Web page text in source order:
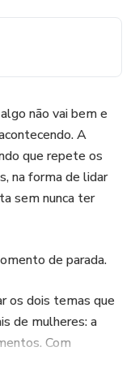
não vai bem e
A
que repete os
na forma de lidar
sem nunca ter
de parada.
os dois temas que
de mulheres: a
Com